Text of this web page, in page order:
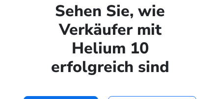
Sehen Sie, wie
Verkäufer mit
Helium 10
erfolgreich sind